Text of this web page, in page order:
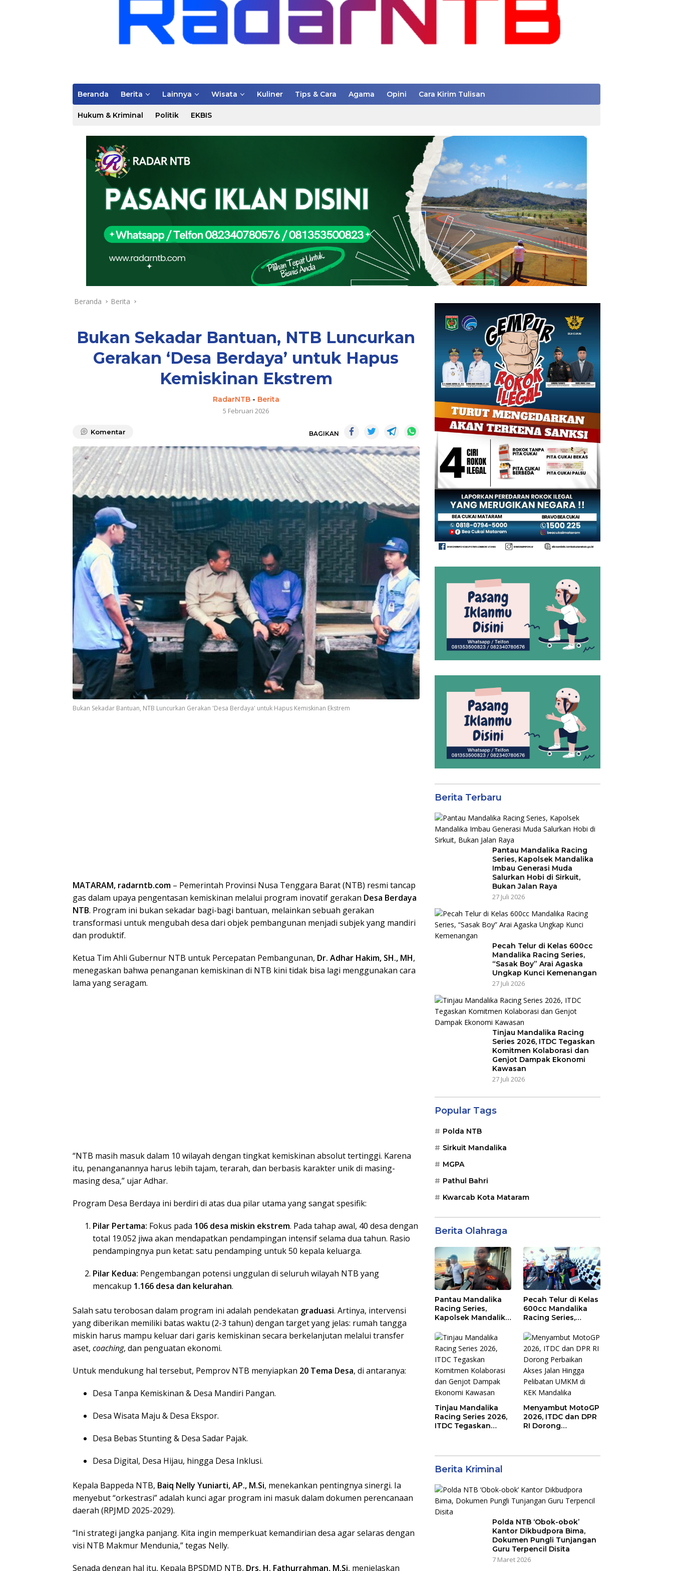
Beranda Berita Lainnya Wisata Kuliner Tips & Cara Agama Opini Cara Kirim Tulisan
Hukum & Kriminal Politik EKBIS
Beranda Berita
Bukan Sekadar Bantuan, NTB Luncurkan
Gerakan ‘Desa Berdaya’ untuk Hapus
Kemiskinan Ekstrem
RadarNTB- Berita
5 Februari 2026
Komentar BAGIKAN
Bukan Sekadar Bantuan, NTB Luncurkan Gerakan 'Desa Berdaya' untuk Hapus Kemiskinan Ekstrem
MATARAM, radarntb.com – Pemerintah Provinsi Nusa Tenggara Barat (NTB) resmi tancap
gas dalam upaya pengentasan kemiskinan melalui program inovatif gerakan Desa Berdaya
NTB. Program ini bukan sekadar bagi-bagi bantuan, melainkan sebuah gerakan
transformasi untuk mengubah desa dari objek pembangunan menjadi subjek yang mandiri
dan produktif.
Ketua Tim Ahli Gubernur NTB untuk Percepatan Pembangunan, Dr. Adhar Hakim, SH., MH,
menegaskan bahwa penanganan kemiskinan di NTB kini tidak bisa lagi menggunakan cara
lama yang seragam.
“NTB masih masuk dalam 10 wilayah dengan tingkat kemiskinan absolut tertinggi. Karena
itu, penanganannya harus lebih tajam, terarah, dan berbasis karakter unik di masing-
masing desa,” ujar Adhar.
Program Desa Berdaya ini berdiri di atas dua pilar utama yang sangat spesifik:
Pilar Pertama: Fokus pada 106 desa miskin ekstrem. Pada tahap awal, 40 desa dengan
total 19.052 jiwa akan mendapatkan pendampingan intensif selama dua tahun. Rasio
pendampingnya pun ketat: satu pendamping untuk 50 kepala keluarga.
Pilar Kedua: Pengembangan potensi unggulan di seluruh wilayah NTB yang
mencakup 1.166 desa dan kelurahan.
Salah satu terobosan dalam program ini adalah pendekatan graduasi. Artinya, intervensi
yang diberikan memiliki batas waktu (2-3 tahun) dengan target yang jelas: rumah tangga
miskin harus mampu keluar dari garis kemiskinan secara berkelanjutan melalui transfer
aset, coaching, dan penguatan ekonomi.
Untuk mendukung hal tersebut, Pemprov NTB menyiapkan 20 Tema Desa, di antaranya:
Desa Tanpa Kemiskinan & Desa Mandiri Pangan.
Desa Wisata Maju & Desa Ekspor.
Desa Bebas Stunting & Desa Sadar Pajak.
Desa Digital, Desa Hijau, hingga Desa Inklusi.
Kepala Bappeda NTB, Baiq Nelly Yuniarti, AP., M.Si, menekankan pentingnya sinergi. Ia
menyebut “orkestrasi” adalah kunci agar program ini masuk dalam dokumen perencanaan
daerah (RPJMD 2025-2029).
“Ini strategi jangka panjang. Kita ingin memperkuat kemandirian desa agar selaras dengan
visi NTB Makmur Mendunia,” tegas Nelly.
Senada dengan hal itu, Kepala BPSDMD NTB, Drs. H. Fathurrahman, M.Si, menjelaskan
Berita Terbaru
Pantau Mandalika Racing
Series, Kapolsek Mandalika
Imbau Generasi Muda
Salurkan Hobi di Sirkuit,
Bukan Jalan Raya
27 Juli 2026
Pecah Telur di Kelas 600cc
Mandalika Racing Series,
“Sasak Boy” Arai Agaska
Ungkap Kunci Kemenangan
27 Juli 2026
Tinjau Mandalika Racing
Series 2026, ITDC Tegaskan
Komitmen Kolaborasi dan
Genjot Dampak Ekonomi
Kawasan
27 Juli 2026
Popular Tags
Polda NTB
Sirkuit Mandalika
MGPA
Pathul Bahri
Kwarcab Kota Mataram
Berita Olahraga
Pantau Mandalika
Racing Series,
Kapolsek Mandalika
Muda Salurkan Hobi
di Sirkuit, Bukan
Jalan Raya
Pecah Telur di Kelas
600cc Mandalika
Racing Series,
Agaska Ungkap
Kunci Kemenangan
Tinjau Mandalika
Racing Series 2026,
ITDC Tegaskan
Menyambut MotoGP
2026, ITDC dan DPR
RI Dorong
Berita Kriminal
Polda NTB ‘Obok-obok’
Kantor Dikbudpora Bima,
Dokumen Pungli Tunjangan
Guru Terpencil Disita
7 Maret 2026